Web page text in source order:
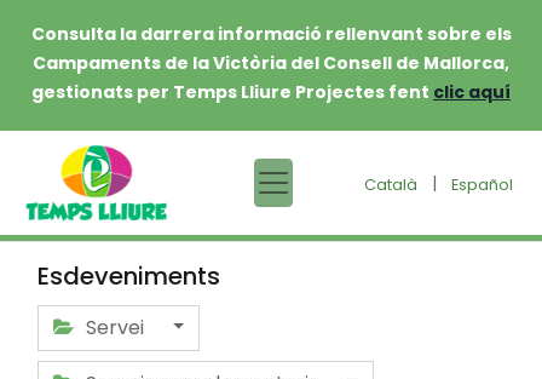
Consulta la darrera informació rellenvant sobre els
Campaments de la Victòria del Consell de Mallorca,
gestionats per Temps Lliure Projectes fent clic aquí
Català | Español
Esdeveniments
Servei